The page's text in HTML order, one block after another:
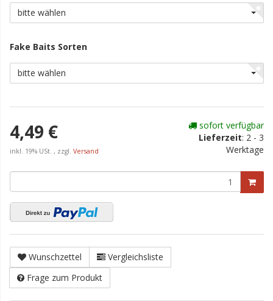
bitte wählen
Fake Baits Sorten
bitte wählen
4,49 €
inkl. 19% USt. , zzgl. Versand
sofort verfügbar
Lieferzeit: 2 - 3
Werktage
Wunschzettel
Vergleichsliste
Frage zum Produkt